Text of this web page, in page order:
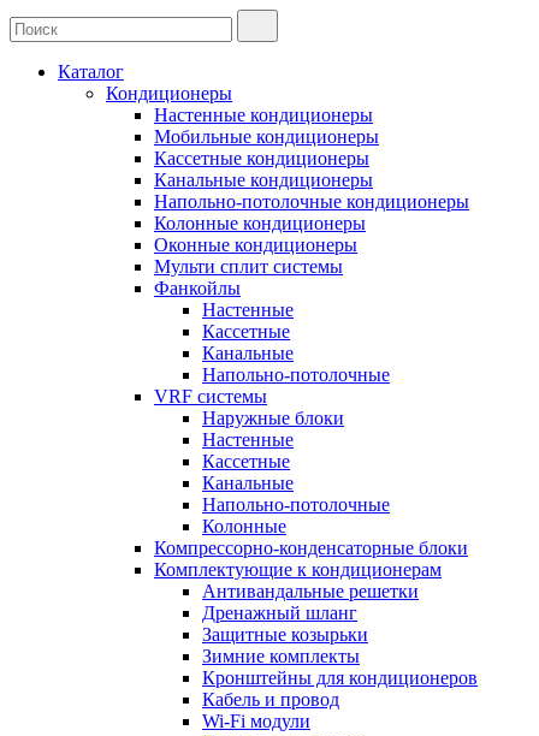
Каталог
Кондиционеры
Настенные кондиционеры
Мобильные кондиционеры
Кассетные кондиционеры
Канальные кондиционеры
Напольно-потолочные кондиционеры
Колонные кондиционеры
Оконные кондиционеры
Мульти сплит системы
Фанкойлы
Настенные
Кассетные
Канальные
Напольно-потолочные
VRF системы
Наружные блоки
Настенные
Кассетные
Канальные
Напольно-потолочные
Колонные
Компрессорно-конденсаторные блоки
Комплектующие к кондиционерам
Антивандальные решетки
Дренажный шланг
Защитные козырьки
Зимние комплекты
Кронштейны для кондиционеров
Кабель и провод
Wi-Fi модули